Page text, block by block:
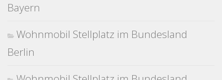
Bayern
Wohnmobil Stellplatz im Bundesland
Berlin